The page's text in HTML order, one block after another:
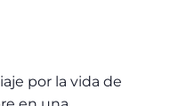
por la vida de